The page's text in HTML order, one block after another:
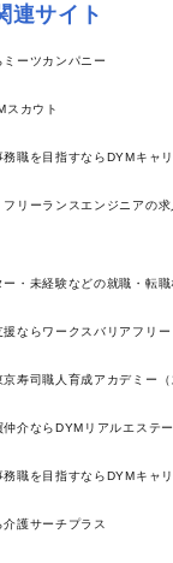
連サイト
ーツカンパニー
スカウト
職を目指すならDYMキャ
リーランスエンジニアの
・未経験などの就職・転
ならワークスバリアフリー
寿司職人育成アカデミー（
介ならDYMリアルエステー
職を目指すならDYMキャリ
護サーチプラス